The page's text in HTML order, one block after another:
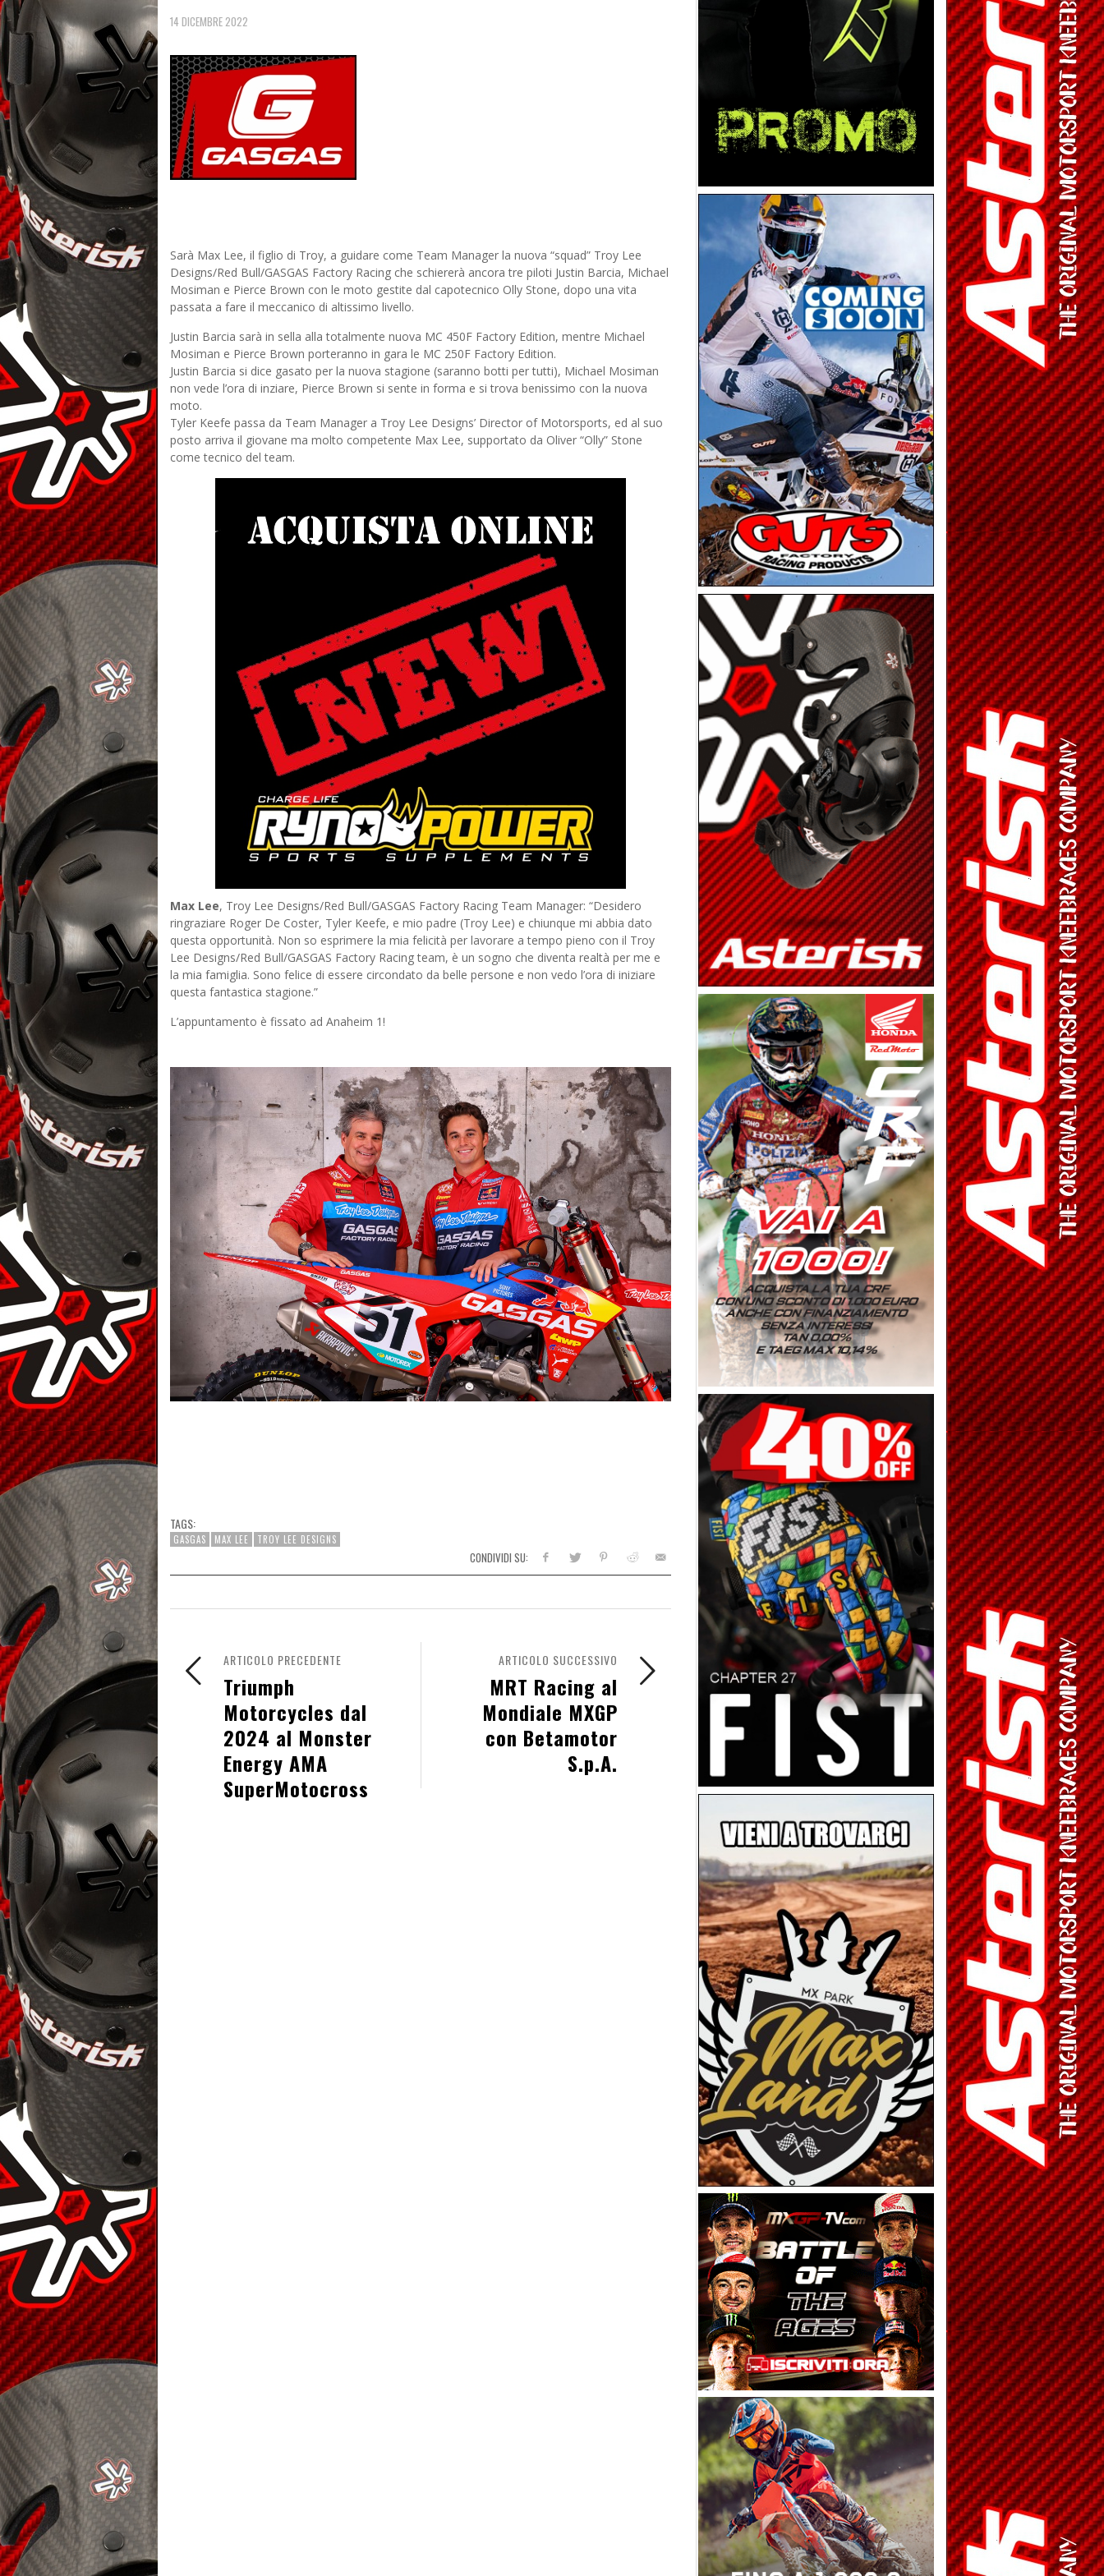
14 DICEMBRE 2022
Sarà Max Lee, il figlio di Troy, a guidare come Team Manager la nuova “squad” Troy Lee
Designs/Red Bull/GASGAS Factory Racing che schiererà ancora tre piloti Justin Barcia, Michael
Mosiman e Pierce Brown con le moto gestite dal capotecnico Olly Stone, dopo una vita
passata a fare il meccanico di altissimo livello.
Justin Barcia sarà in sella alla totalmente nuova MC 450F Factory Edition, mentre Michael
Mosiman e Pierce Brown porteranno in gara le MC 250F Factory Edition.
Justin Barcia si dice gasato per la nuova stagione (saranno botti per tutti), Michael Mosiman
non vede l’ora di inziare, Pierce Brown si sente in forma e si trova benissimo con la nuova
moto.
Tyler Keefe passa da Team Manager a Troy Lee Designs’ Director of Motorsports, ed al suo
posto arriva il giovane ma molto competente Max Lee, supportato da Oliver “Olly” Stone
come tecnico del team.
Max Lee, Troy Lee Designs/Red Bull/GASGAS Factory Racing Team Manager: “Desidero
ringraziare Roger De Coster, Tyler Keefe, e mio padre (Troy Lee) e chiunque mi abbia dato
questa opportunità. Non so esprimere la mia felicità per lavorare a tempo pieno con il Troy
Lee Designs/Red Bull/GASGAS Factory Racing team, è un sogno che diventa realtà per me e
la mia famiglia. Sono felice di essere circondato da belle persone e non vedo l’ora di iniziare
questa fantastica stagione.”
L’appuntamento è fissato ad Anaheim 1!
TAGS:
GASGAS MAX LEE TROY LEE DESIGNS
CONDIVIDI SU:
ARTICOLO SUCCESSIVO
MRT Racing al
Mondiale MXGP
con Betamotor
S.p.A.
ARTICOLO PRECEDENTE
Triumph
Motorcycles dal
2024 al Monster
Energy AMA
SuperMotocross